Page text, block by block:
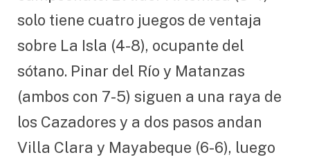
solo tiene cuatro juegos de ventaja
sobre La Isla (4-8), ocupante del
sótano. Pinar del Río y Matanzas
(ambos con 7-5) siguen a una raya de
los Cazadores y a dos pasos andan
Villa Clara y Mayabeque (6-6), luego